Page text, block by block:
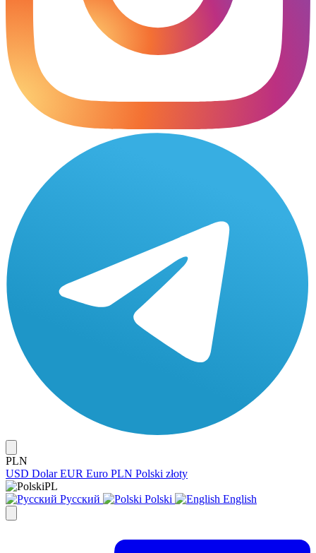
PLN
USD Dolar EUR Euro PLN Polski złoty
PL
Русский
Polski English